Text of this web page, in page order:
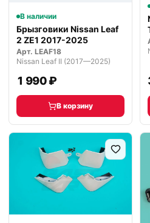
В наличии
Брызговики Nissan Leaf
2 ZE1 2017-2025
Арт. LEAF18
Nissan Leaf II (2017—2025)
1 990 ₽
В корзину